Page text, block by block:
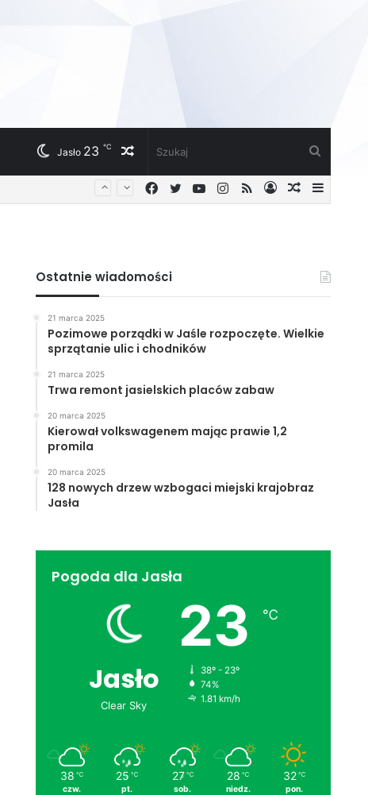
Losowy
artykuł
Jasło 23 ℃
Losowy
Zaloguj
RSS
Instagram
YouTube
Twitter
Facebook
Ostatnie wiadomości
21 marca 2025
Pozimowe porządki w Jaśle rozpoczęte. Wielkie
sprzątanie ulic i chodników
21 marca 2025
Trwa remont jasielskich placów zabaw
20 marca 2025
Kierował volkswagenem mając prawie 1,2
promila
20 marca 2025
128 nowych drzew wzbogaci miejski krajobraz
Jasła
Pogoda dla Jasła
Jasło
Clear Sky
23 ℃
38º - 23º
74%
1.81 km/h
38 ℃
czw.
25 ℃
pt.
27 ℃
sob.
28 ℃
niedz.
32 ℃
pon.